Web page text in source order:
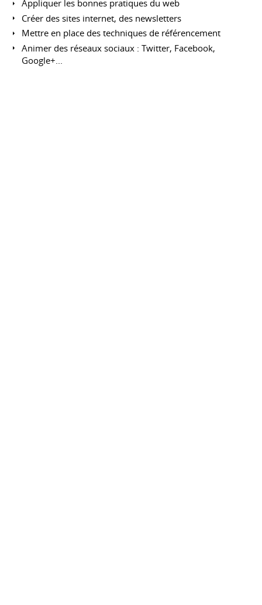
Appliquer les bonnes pratiques du web
Créer des sites internet, des newsletters
Mettre en place des techniques de référencement
Animer des réseaux sociaux : Twitter, Facebook,
Google+...